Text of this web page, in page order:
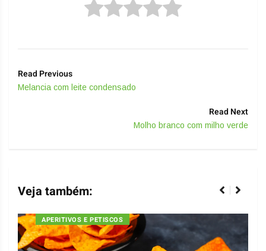
Read Previous
Melancia com leite condensado
Read Next
Molho branco com milho verde
Veja também:
APERITIVOS E PETISCOS